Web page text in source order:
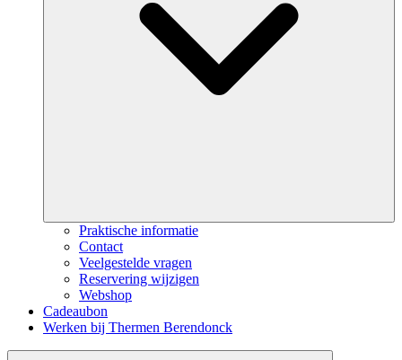
Praktische informatie
Contact
Veelgestelde vragen
Reservering wijzigen
Webshop
Cadeaubon
Werken bij Thermen Berendonck